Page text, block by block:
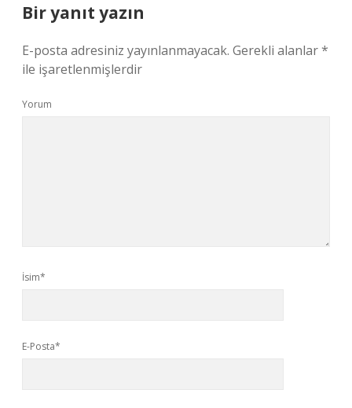
Bir yanıt yazın
E-posta adresiniz yayınlanmayacak. Gerekli alanlar*
ile işaretlenmişlerdir
Yorum
İsim*
E-Posta*